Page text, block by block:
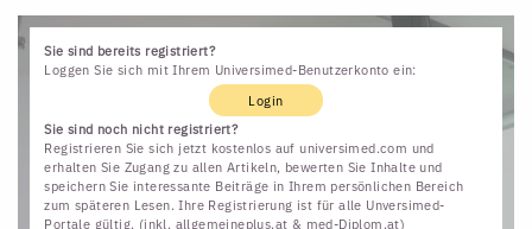
Sie sind bereits registriert?
Loggen Sie sich mit Ihrem Universimed-Benutzerkonto ein:
Login
Sie sind noch nicht registriert?
Registrieren Sie sich jetzt kostenlos auf universimed.com und
erhalten Sie Zugang zu allen Artikeln, bewerten Sie Inhalte und
speichern Sie interessante Beiträge in Ihrem persönlichen Bereich
zum späteren Lesen. Ihre Registrierung ist für alle Unversimed-
Portale gültig. (inkl. allgemeineplus.at & med-Diplom.at)